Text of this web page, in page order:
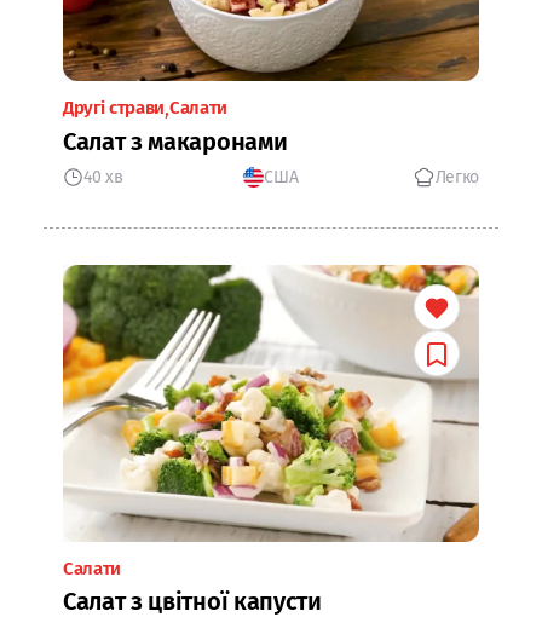
Другі страви Салати
Салат з макаронами
40 хв США Легко
Салати
Салат з цвітної капусти